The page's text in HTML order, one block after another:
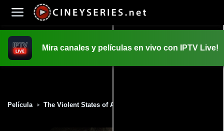
Mira canales y películas en vivo con IPTV Live!
Película > The Violent States of America (2017)